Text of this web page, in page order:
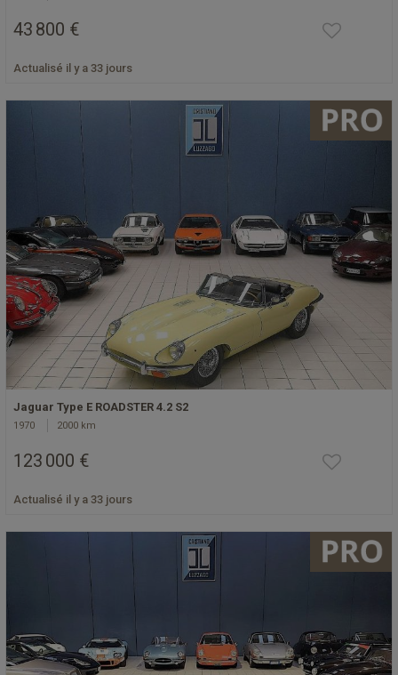
43 800 €
Actualisé il y a 33 jours
Jaguar Type E ROADSTER 4.2 S2
1970 2000 km
123 000 €
Actualisé il y a 33 jours